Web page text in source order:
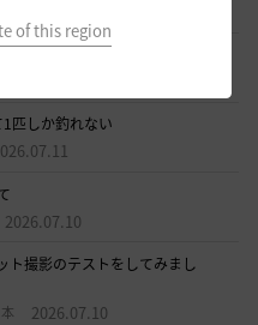
of this region
匹しか釣れない
2026.07.10
ト撮影のテストをしてみまし
2026.07.10